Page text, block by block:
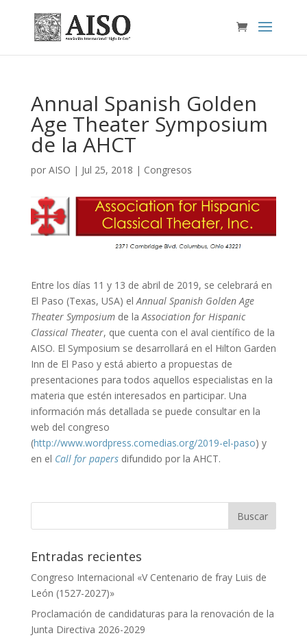
Annual Spanish Golden
Age Theater Symposium
de la AHCT
por AISO | Jul 25, 2018 | Congresos
Entre los días 11 y 13 de abril de 2019, se celebrará en
El Paso (Texas, USA) elAnnual Spanish Golden Age
Theater Symposiumde laAssociation for Hispanic
Classical Theater, que cuenta con el aval científico de la
AISO. El Symposium se desarrollará en el Hilton Garden
Inn de El Paso y está abierto a propuestas de
presentaciones para todos aquellos especialistas en la
materia que estén interesados en participar. Una
información más detallada se puede consultar en la
web del congreso
(http://www.wordpress.comedias.org/2019-el-paso) y
en el Call for papersdifundido por la AHCT.
Entradas recientes
Congreso Internacional «V Centenario de fray Luis de
León (1527-2027)»
Proclamación de candidaturas para la renovación de la
Junta Directiva 2026-2029